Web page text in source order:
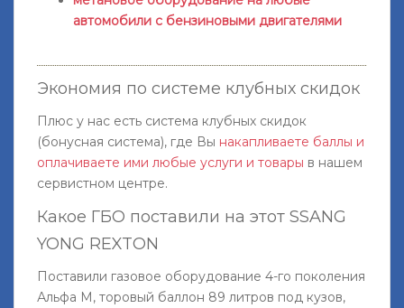
автомобили с бензиновыми двигателями
Экономия по системе клубных скидок
Плюс у нас есть система клубных скидок
(бонусная система), где Вы накапливаете баллы и
оплачиваете ими любые услуги и товары в нашем
сервистном центре.
Какое ГБО поставили на этот SSANG
YONG REXTON
Поставили газовое оборудование 4-го поколения
Альфа М, торовый баллон 89 литров под кузов,